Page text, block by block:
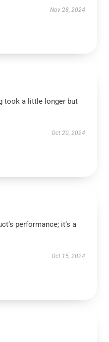
Nov 28, 2024
took a little longer but
Oct 20, 2024
performance; it’s a
Oct 15, 2024